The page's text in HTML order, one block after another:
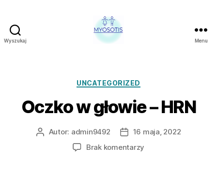
Wyszukaj
CZŁOWIEKA
POLSCE
MYOSOTIS
Menu
Kategorie
UNCATEGORIZED
Oczko w głowie – HRN
AutorAutor: admin9492
Data
wpisu
16 maja, 2022
Brak komentarzy